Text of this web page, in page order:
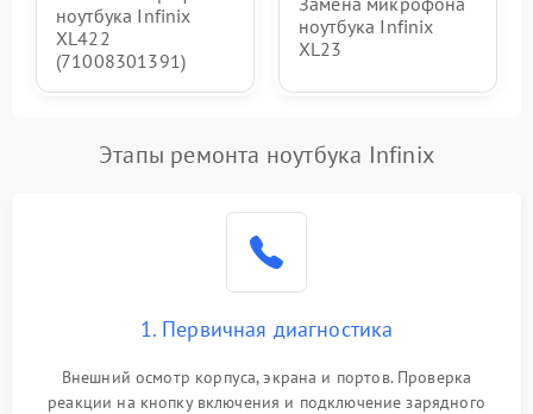
ноутбука Infinix
XL422
(71008301391)
ноутбука Infinix
XL23
Этапы ремонта ноутбука Infinix
1. Первичная диагностика
Внешний осмотр корпуса, экрана и портов. Проверка
реакции на кнопку включения и подключение зарядного